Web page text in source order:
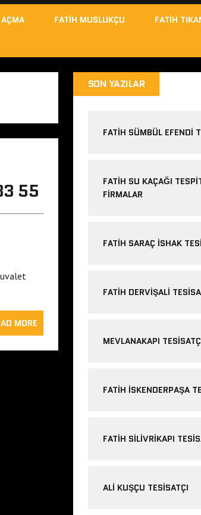
FATIH MUSLUKÇU FATIH
55
MORE
SON YAZILAR
FATIH SÜMBÜL EFENDI
FATIH SU KAÇAĞI
FIRMALAR
FATIH SARAÇ ISHAK
FATIH DERVIŞALI
MEVLANAKAPI
FATIH ISKENDERPAŞA
FATIH SILIVRIKAPI
ALI KUŞÇU TESISATÇI